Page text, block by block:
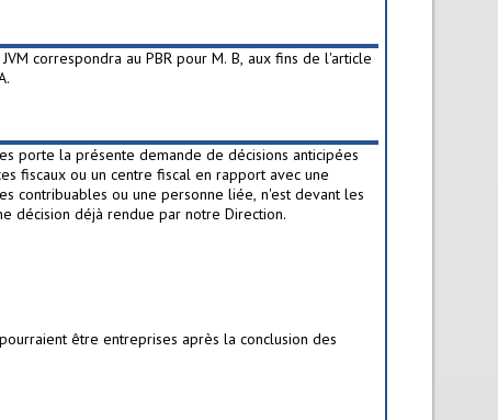
correspondra au PBR pour M. B, aux fins de l'article
porte la présente demande de décisions anticipées
fiscaux ou un centre fiscal en rapport avec une
contribuables ou une personne liée, n'est devant les
décision déjà rendue par notre Direction.
être entreprises après la conclusion des